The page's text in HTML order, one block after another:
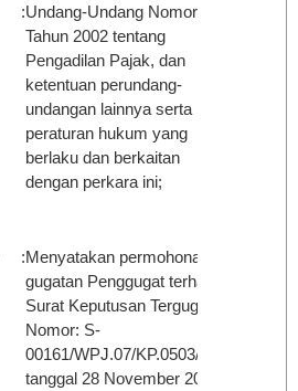
:Undang-Undang Nomor 14
Tahun 2002 tentang
Pengadilan Pajak, dan
ketentuan perundang-
undangan lainnya serta
peraturan hukum yang
berlaku dan berkaitan
dengan perkara ini;
:Menyatakan permohonan
gugatan Penggugat terhadap
Surat Keputusan Tergugat
Nomor: S-
00161/WPJ.07/KP.0503/2011
tanggal 28 November 2011